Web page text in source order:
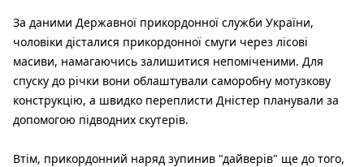
За даними Державної прикордонної служби України,
чоловіки дісталися прикордонної смуги через лісові
масиви, намагаючись залишитися непоміченими. Для
спуску до річки вони облаштували саморобну мотузкову
конструкцію, а швидко переплисти Дністер планували за
допомогою підводних скутерів.
Втім, прикордонний наряд зупинив "дайверів" ще до того,